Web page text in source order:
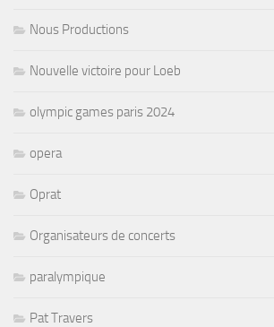
Nous Productions
Nouvelle victoire pour Loeb
olympic games paris 2024
opera
Oprat
Organisateurs de concerts
paralympique
Pat Travers